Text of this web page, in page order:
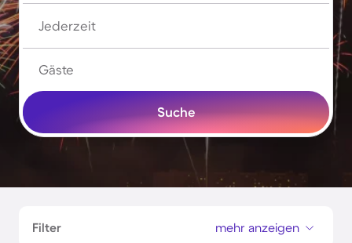
Jederzeit
Gäste
Suche
Filter mehr anzeigen